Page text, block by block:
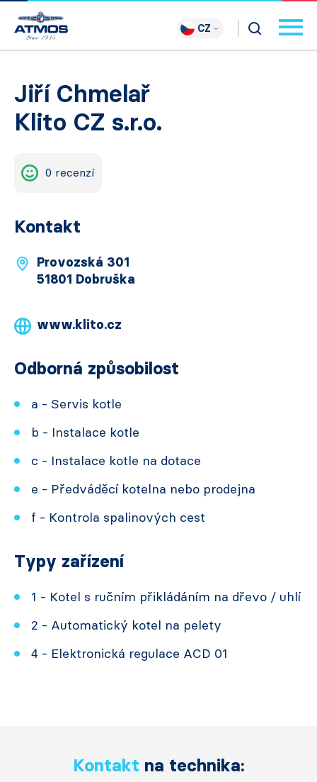
CZ
Jiří Chmelař
Klito CZ s.r.o.
0 recenzí
Kontakt
Provozská 301
51801 Dobruška
www.klito.cz
Odborná způsobilost
a - Servis kotle
b - Instalace kotle
c - Instalace kotle na dotace
e - Předváděcí kotelna nebo prodejna
f - Kontrola spalinových cest
Typy zařízení
1 - Kotel s ručním přikládáním na dřevo / uhlí
2 - Automatický kotel na pelety
4 - Elektronická regulace ACD 01
Kontakt na technika: